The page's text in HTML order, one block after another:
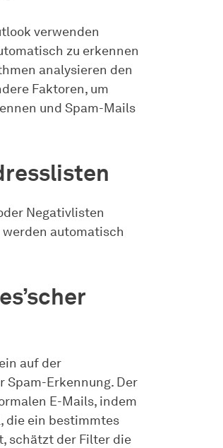
verwenden
zu erkennen
analysieren den
Faktoren, um
und Spam-Mails
Negativlisten
werden automatisch
auf der
Erkennung. Der
E-Mails, indem
die ein bestimmtes
schätzt der Filter die